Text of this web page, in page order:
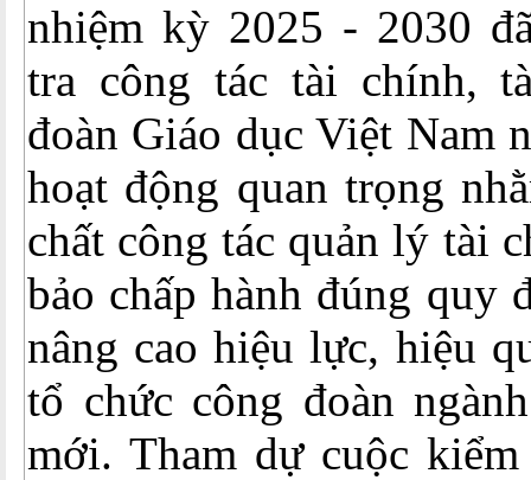
nhiệm kỳ 2025 - 2030
tra công tác tài chính,
đoàn Giáo dục Việt Nam
hoạt động quan trọng
chất công tác quản lý tài
bảo chấp hành đúng quy
nâng cao hiệu lực, hiệu
tổ chức công đoàn
mới. Tham dự cuộc